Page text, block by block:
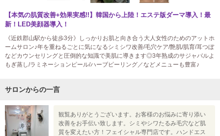
【本気の肌質改善+効果実感!!】韓国から上陸！エステ版ダーマ導入！最
新！LED美顔器導入！
《近鉄郡山駅から徒歩3分》しっかりお肌と向き合う大人女性のためのアットホ
ームサロン♪年を重ねるごとに気になるシミシワ改善/毛穴ケア/艶肌/肌育/耳つぼ
などカウンセリングと圧倒的な知識で美肌に導きます◎3年熟成のサジャバルよ
もぎ蒸し/ラミネーションピール/ハーブピーリング／などメニューも豊富♪
サロンからの一言
観覧ありがとうございます。お客様のお悩みに寄り添い
改善をお手伝い致します。シミやシワたるみ毛穴など肌
質を変えたい方！フェイシャル専門店です。ハンドエス